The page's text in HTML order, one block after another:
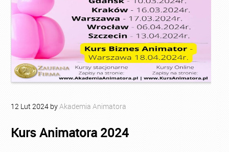
12 Lut2024 byAkademia Animatora
Kurs Animatora 2024